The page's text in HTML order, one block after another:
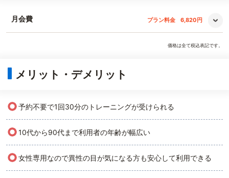
月会費 プラン料金 6,820円
価格は全て税込表記です。
メリット・デメリット
○予約不要で1回30分のトレーニングが受けられる
○10代から90代まで利用者の年齢が幅広い
○女性専用なので異性の目が気になる方も安心して利用できる